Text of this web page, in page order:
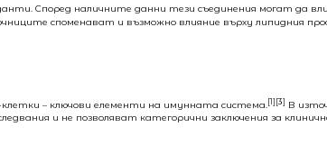
Според наличните данни тези съединения могат
споменават и възможно влияние върху липидния
– ключови елементи на имунната система.[1][3] В
и не позволяват категорични заключения за